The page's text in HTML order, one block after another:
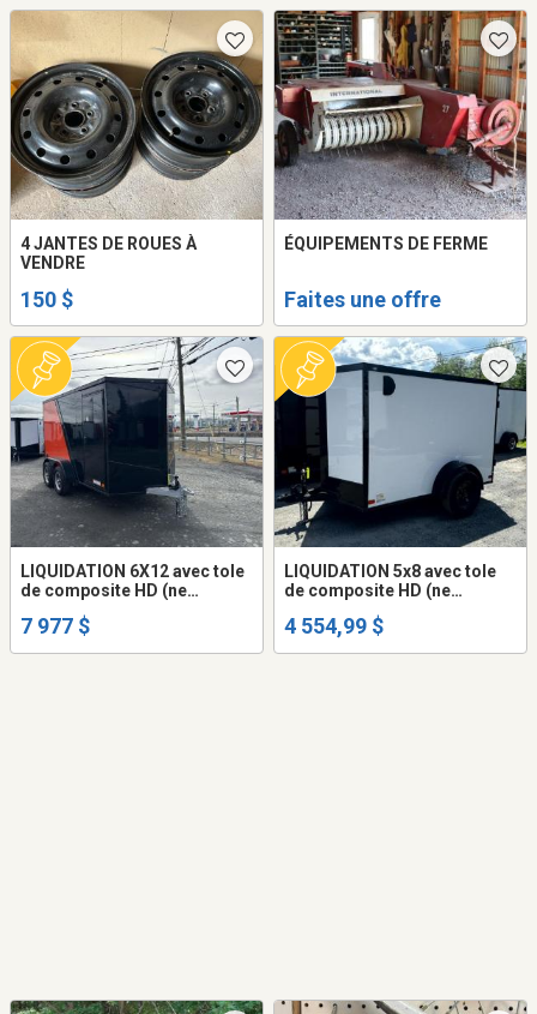
4 JANTES DE ROUES À
VENDRE
150 $
ÉQUIPEMENTS DE FERME
Faites une offre
LIQUIDATION 6X12 avec tole
de composite HD (ne
fermée trailer cargo fermer
7 977 $
LIQUIDATION 5x8 avec tole
de composite HD (ne
fermée 5.4 haut trailer cargo
4 554,99 $